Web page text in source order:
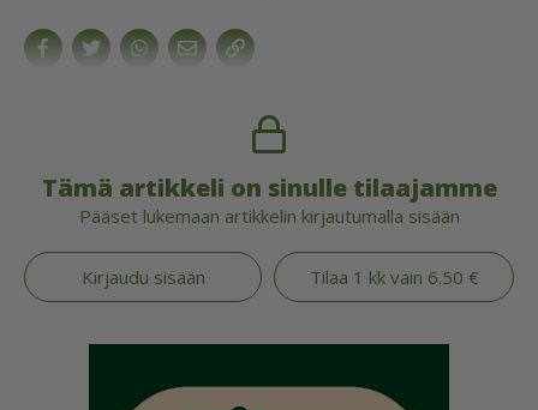
Tämä artikkeli on sinulle tilaajamme
Pääset lukemaan artikkelin kirjautumalla sisään
Kirjaudu sisään Tilaa 1 kk vain 6.50 €